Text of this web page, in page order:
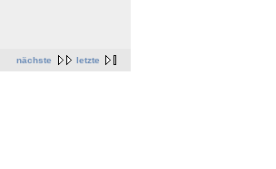
nächste letzte